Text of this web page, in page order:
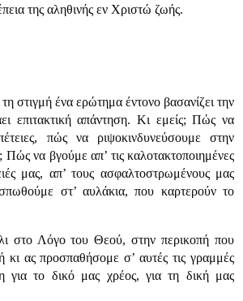
της αληθινής εν Χριστώ ζωής.
στιγμή ένα ερώτημα έντονο βασανίζει την
επιτακτική απάντηση. Κι εμείς; Πώς να
πώς να ριψοκινδυνεύσουμε στην
Πώς να βγούμε απ’ τις καλοτακτοποιημένες
μας, απ’ τους ασφαλτοστρωμένους μας
στ’ αυλάκια, που καρτερούν το
στο Λόγο του Θεού, στην περικοπή που
κι ας προσπαθήσομε σ’ αυτές τις γραμμές
για το δικό μας χρέος, για τη δική μας